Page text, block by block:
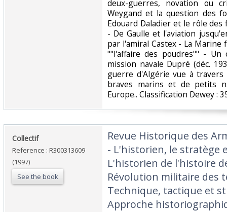
deux-guerres, novation ou
Weygand et la question des
Edouard Daladier et le rôle
- De Gaulle et l'aviation
par l'amiral Castex - La Marine
""l'affaire des poudres"" - Un
mission navale Dupré (déc.
guerre d'Algérie vue à
braves marins et de petits
Europe.. Classification Dewey :
‎Collectif‎
Reference : R300313609
(1997)
See the book
‎Revue Historique des
- L'historien, le stratège
L'historien de l'histoire
Révolution militaire des
Technique, tactique et
Approche